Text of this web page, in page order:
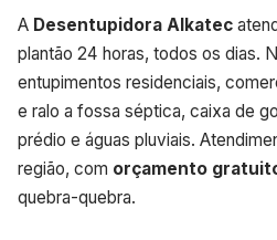
A Desentupidora Alkatec
plantão 24 horas, todos os dias.
entupimentos residenciais,
e ralo a fossa séptica, caixa de
prédio e águas pluviais.
região, com orçamento
quebra-quebra.